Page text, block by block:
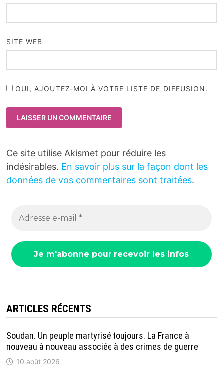
SITE WEB
OUI, AJOUTEZ-MOI À VOTRE LISTE DE DIFFUSION.
Ce site utilise Akismet pour réduire les
indésirables. En savoir plus sur la façon dont les
données de vos commentaires sont traitées.
ARTICLES RÉCENTS
Soudan. Un peuple martyrisé toujours. La France à
nouveau à nouveau associée à des crimes de guerre
10 août 2026